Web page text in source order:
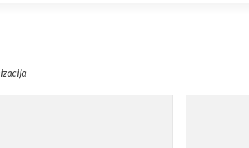
09.11.'15